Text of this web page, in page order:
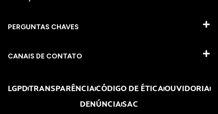
PERGUNTAS CHAVES​
CANAIS DE CONTATO
LGPDTRANSPARÊNCIACÓDIGO DE ÉTICAOUVIDORIA
DENÚNCIASAC